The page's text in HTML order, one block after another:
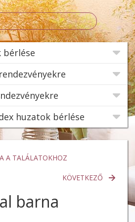
bérlése
huzatok bérlése
A TALÁLATOKHOZ
KÖVETKEZŐ
barna